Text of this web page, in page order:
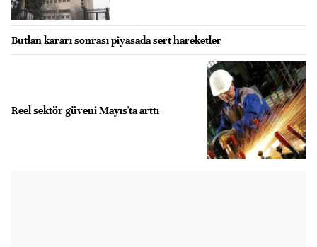
Butlan kararı sonrası piyasada sert hareketler
Reel sektör güveni Mayıs'ta arttı